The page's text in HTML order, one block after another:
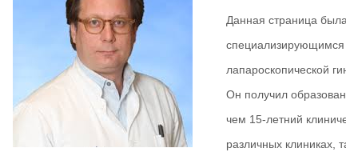
Данная страница была
специализирующимся
лапароскопической
Он получил
чем 15-летний
различных клиниках,